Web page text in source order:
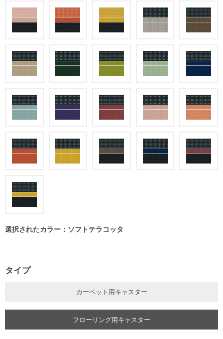
選択されたカラー：ソフトテラコッタ
タイプ
カーペット用キャスター
フローリング用キャスター